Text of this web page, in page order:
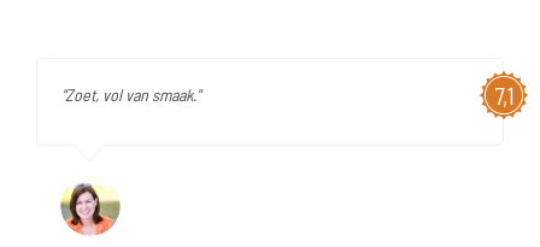
7,1
"Zoet, vol van smaak."